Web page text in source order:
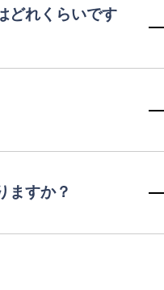
どれくらいです
ますか？